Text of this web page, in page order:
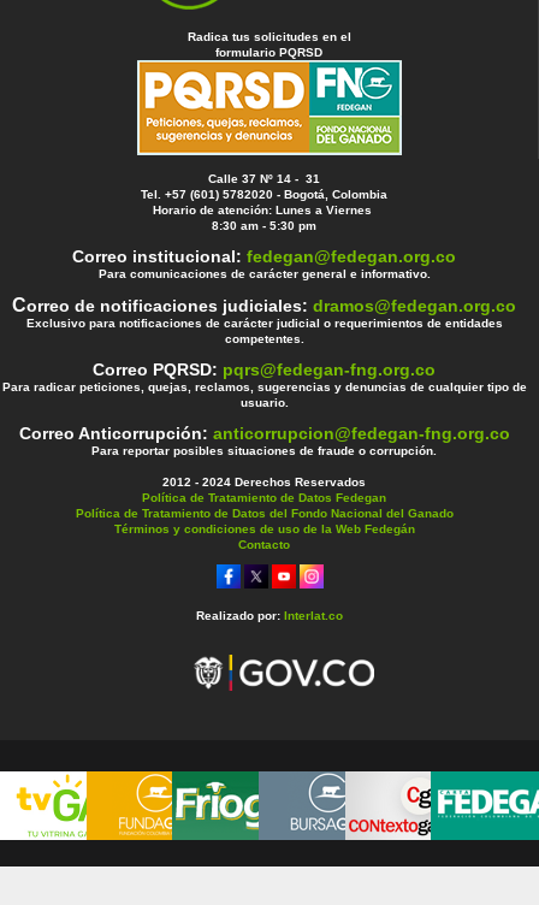
Radica tus solicitudes en el
formulario PQRSD
Calle 37 Nº 14 - 31
Tel. +57 (601) 5782020 - Bogotá, Colombia
Horario de atención: Lunes a Viernes
8:30 am - 5:30 pm
Correo institucional:fedegan@fedegan.org.co
Para comunicaciones de carácter general e informativo.
Correo de notificaciones judiciales:dramos@fedegan.org.co
Exclusivo para notificaciones de carácter judicial o requerimientos de entidades
competentes.
Correo PQRSD: pqrs@fedegan-fng.org.co
Para radicar peticiones, quejas, reclamos, sugerencias y denuncias de cualquier tipo de
usuario.
Correo Anticorrupción: anticorrupcion@fedegan-fng.org.co
Para reportar posibles situaciones de fraude o corrupción.
2012 - 2024 Derechos Reservados
Política de Tratamiento de Datos Fedegan
Política de Tratamiento de Datos del Fondo Nacional del Ganado
Términos y condiciones de uso de la Web Fedegán
Contacto
Realizado por: Interlat.co